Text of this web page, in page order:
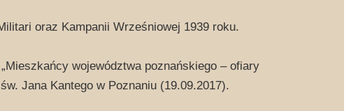
oraz Kampanii Wrześniowej 1939 roku.
województwa poznańskiego – ofiary
Jana Kantego w Poznaniu (19.09.2017).